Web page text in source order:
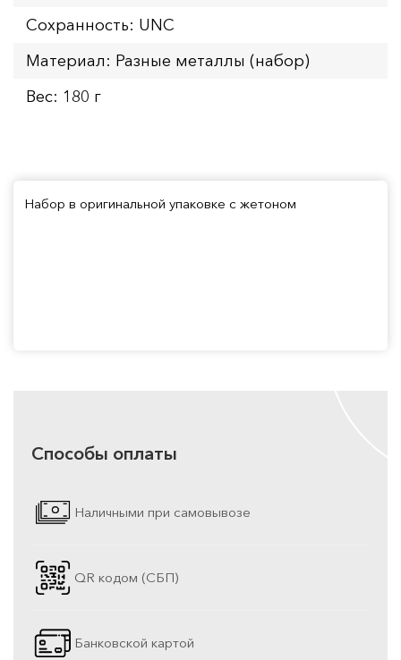
Сохранность: UNC
Материал: Разные металлы (набор)
Вес: 180 г
Набор в оригинальной упаковке с жетоном
Способы оплаты
Наличными при самовывозе
QR кодом (СБП)
Банковской картой